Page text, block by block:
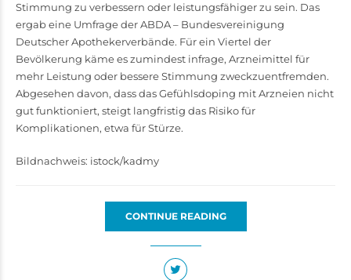
Stimmung zu verbessern oder leistungsfähiger zu sein. Das
ergab eine Umfrage der ABDA – Bundesvereinigung
Deutscher Apothekerverbände. Für ein Viertel der
Bevölkerung käme es zumindest infrage, Arzneimittel für
mehr Leistung oder bessere Stimmung zweckzuentfremden.
Abgesehen davon, dass das Gefühlsdoping mit Arzneien nicht
gut funktioniert, steigt langfristig das Risiko für
Komplikationen, etwa für Stürze.
Bildnachweis: istock/kadmy
CONTINUE READING